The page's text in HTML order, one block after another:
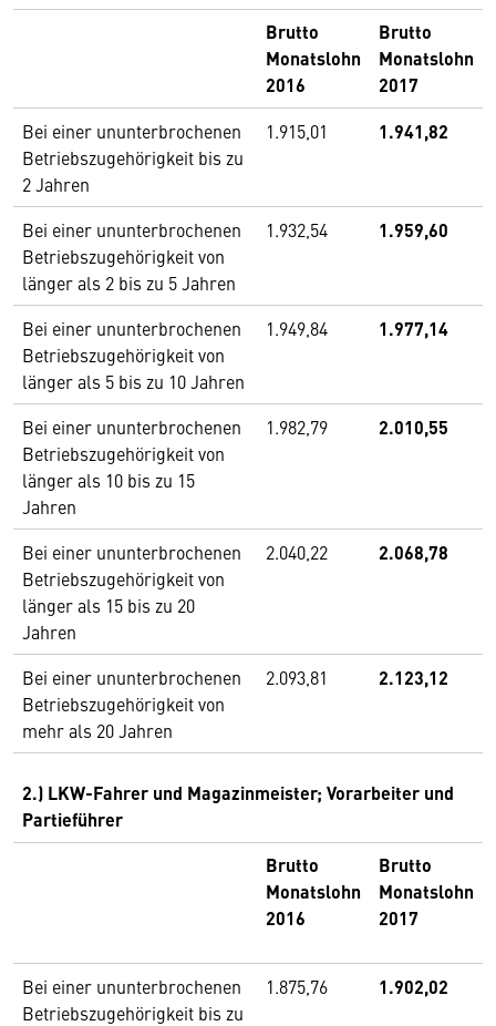
Brutto
Monatslohn
2016
Brutto
Monatslohn
2017
Bei einer ununterbrochenen
Betriebszugehörigkeit bis zu
2 Jahren
1.915,01 1.941,82
Bei einer ununterbrochenen
Betriebszugehörigkeit von
länger als 2 bis zu 5 Jahren
1.932,54 1.959,60
Bei einer ununterbrochenen
Betriebszugehörigkeit von
länger als 5 bis zu 10 Jahren
1.949,84 1.977,14
Bei einer ununterbrochenen
Betriebszugehörigkeit von
länger als 10 bis zu 15
Jahren
1.982,79 2.010,55
Bei einer ununterbrochenen
Betriebszugehörigkeit von
länger als 15 bis zu 20
Jahren
2.040,22 2.068,78
Bei einer ununterbrochenen
Betriebszugehörigkeit von
mehr als 20 Jahren
2.093,81 2.123,12
2.) LKW-Fahrer und Magazinmeister; Vorarbeiter und
Partieführer
Brutto
Monatslohn
2016
Brutto
Monatslohn
2017
Bei einer ununterbrochenen
Betriebszugehörigkeit bis zu
1.875,76 1.902,02